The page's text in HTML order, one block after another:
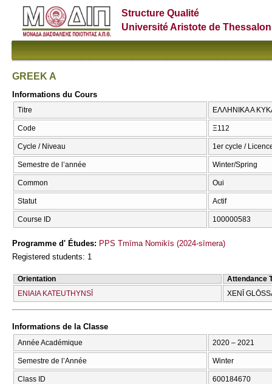
Structure Qualité
Université Aristote de
GREEK A
Informations du Cours
Titre ΕΛΛΗΝΙΚΑ Α
Code Ξ112
Cycle / Niveau 1er cycle /
Semestre de l’année Winter/Spring
Common Oui
Statut Actif
Course ID 100000583
Programme d' Études: PPS Tmīma Nomikīs (2024-sīmera)
Registered students: 1
Orientation
Attendance
ENIAIA KATEUTHYNSĪ
XENĪ
Informations de la Classe
Année Académique 2020 – 2021
Semestre de l’Année Winter
Class ID 600184670